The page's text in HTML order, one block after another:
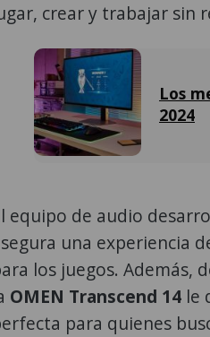
crear y trabajar sin
Los
2024
equipo de audio
una experiencia
los juegos. Además,
OMEN Transcend 14 le
para quienes